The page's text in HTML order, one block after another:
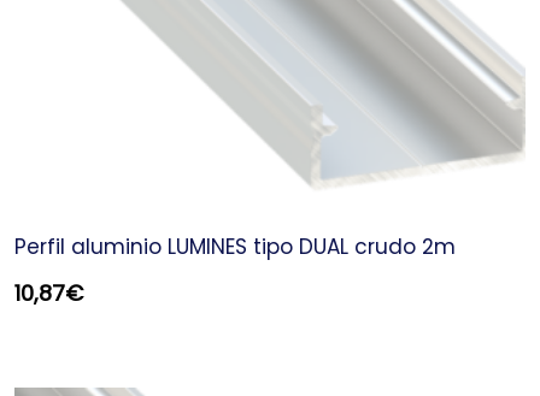
Perfil aluminio LUMINES tipo DUAL crudo 2m
10,87€